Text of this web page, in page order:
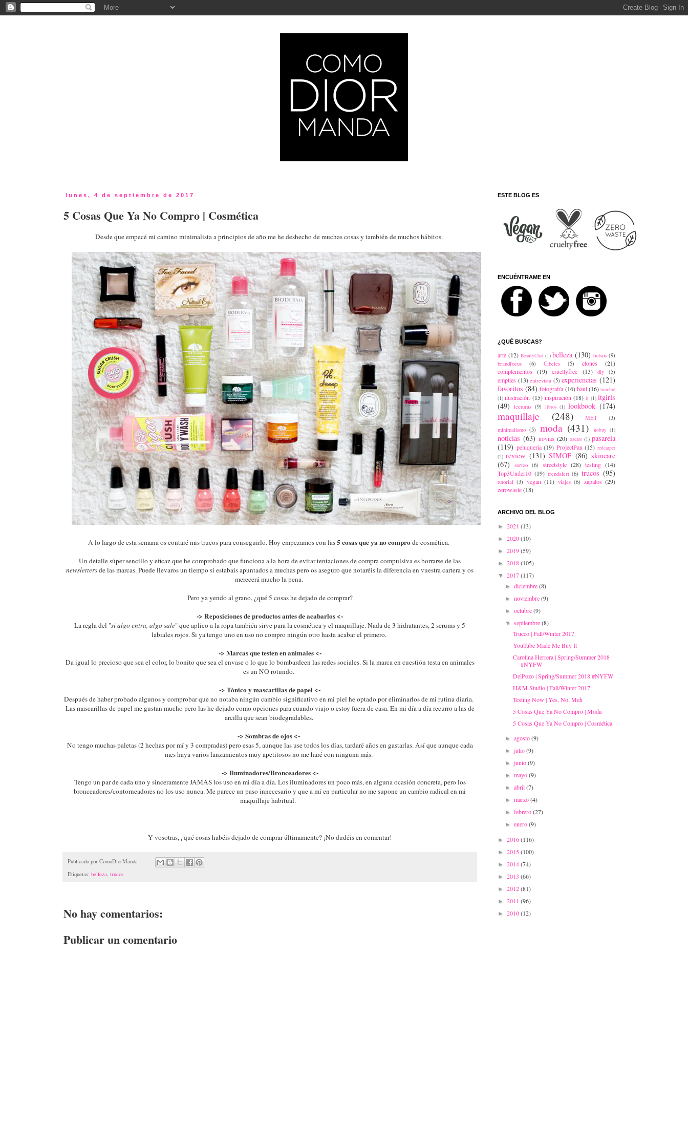
lunes, 4 de septiembre de 2017
5 Cosas Que Ya No Compro | Cosmética
Desde que empecé mi camino minimalista a principios de año me he deshecho de muchas cosas y también de muchos hábitos.
A lo largo de esta semana os contaré mis trucos para conseguirlo. Hoy empezamos con las5 cosas que ya no comprode cosmética.
Un detalle súper sencillo y eficaz que he comprobado que funciona a la hora de evitar tentaciones de compra compulsiva es borrarse de las
newslettersde las marcas. Puede llevaros un tiempo si estabais apuntados a muchas pero os aseguro que notaréis la diferencia en vuestra cartera y os
merecerá mucho la pena.
Pero ya yendo al grano, ¿qué 5 cosas he dejado de comprar?
-> Reposiciones de productos antes de acabarlos<-
La regla del "si algo entra, algo sale" que aplico a la ropa también sirve para la cosmética y el maquillaje. Nada de 3 hidratantes, 2 serums y 5
labiales rojos. Si ya tengo uno en uso no compro ningún otro hasta acabar el primero.
-> Marcas que testen en animales <-
Da igual lo precioso que sea el color, lo bonito que sea el envase o lo que lo bombardeen las redes sociales. Si la marca en cuestión testa en animales
es un NO rotundo.
-> Tónico y mascarillas de papel <-
Después de haber probado algunos y comprobar que no notaba ningún cambio significativo en mi piel he optado por eliminarlos de mi rutina diaria.
Las mascarillas de papel me gustan mucho pero las he dejado como opciones para cuando viajo o estoy fuera de casa. En mi día a día recurro a las de
arcilla que sean biodegradables.
-> Sombras de ojos <-
No tengo muchas paletas (2 hechas por mí y 3 compradas) pero esas 5, aunque las use todos los días, tardaré años en gastarlas. Así que aunque cada
mes haya varios lanzamientos muy apetitosos no me haré con ninguna más.
-> Iluminadores/Bronceadores <-
Tengo un par de cada uno y sinceramente JAMÁS los uso en mi día a día. Los iluminadores un poco más, en alguna ocasión concreta, pero los
bronceadores/contorneadores no los uso nunca. Me parece un paso innecesario y que a mí en particular no me supone un cambio radical en mi
maquillaje habitual.
Y vosotras, ¿qué cosas habéis dejado de comprar últimamente? ¡No dudéis en comentar!
Publicado por ComoDiorManda
Etiquetas: belleza, trucos
No hay comentarios:
Publicar un comentario
ESTE BLOG ES
ENCUÉNTRAME EN
¿QUÉ BUSCAS?
arte (12) BeautyChat (1) belleza (130) bolsos (9)
brandfocus
(6) Cibeles (5) clones
(21)
complementos
(19) crueltyfree (13) diy (5)
empties (13) entrevista (5) experiencias (121)
favoritos (84) fotografía (16) haul (16) hombre
(1) ilustración (15) inspiración (18) it (1) itgirls
(49)
lecturas (9) libros (1) lookbook (174)
maquillaje (248) MET
(3)
minimalismo (5) moda (431) nobuy (1)
noticias (63) novias (20) oscars (1) pasarela
(119) peluqueria (19) ProjectPan (15) redcarpet
(2) review (131) SIMOF (86) skincare
(67)
sorteo (6) streetstyle (28) testing (14)
Top3Under10 (19) trendalert (6) trucos (95)
tutorial (3) vegan (11) viajes (6) zapatos (29)
zerowaste(18)
ARCHIVO DEL BLOG
► 2021 (13)
► 2020(10)
► 2019(59)
► 2018(105)
▼ 2017(117)
►diciembre(8)
►noviembre(9)
►octubre(9)
▼septiembre(8)
Trucco | Fall/Winter 2017
YouTube Made Me Buy It
Carolina Herrera | Spring/Summer 2018
#NYFW
DelPozo | Spring/Summer 2018 #NYFW
H&M Studio | Fall/Winter 2017
Testing Now | Yes, No, Meh
5 Cosas Que Ya No Compro | Moda
5 Cosas Que Ya No Compro | Cosmética
►agosto(9)
►julio(9)
►junio(9)
►mayo(9)
►abril(7)
►marzo(4)
►febrero(27)
►enero(9)
► 2016(116)
► 2015(100)
► 2014(74)
► 2013 (66)
► 2012(81)
► 2011 (96)
► 2010(12)